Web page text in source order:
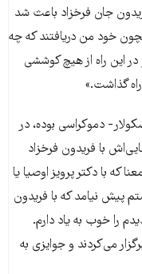
جان فرخزاد باعث شد
خود من دریافتند که چه
این راه از هیچ کوششی
گذاشت.»
دموکراسی بوده، در
با فریدون فرخزاد
با دکتر پرویز اوصیا یا
پیش نیامد که با فریدون
را خوب به یاد دارم.
می‌کردند و جوایزی به